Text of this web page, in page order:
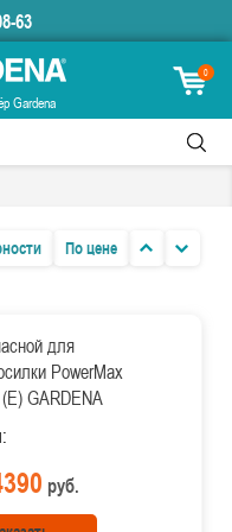
63
Gardena
0
По цене
для
PowerMax
GARDENA
руб.